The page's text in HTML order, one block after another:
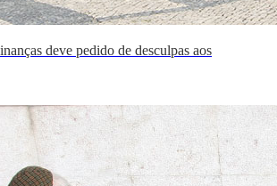
deve pedido de desculpas aos